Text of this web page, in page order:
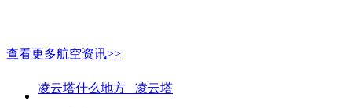
查看更多航空资讯>>
凌云塔什么地方_ 凌云塔